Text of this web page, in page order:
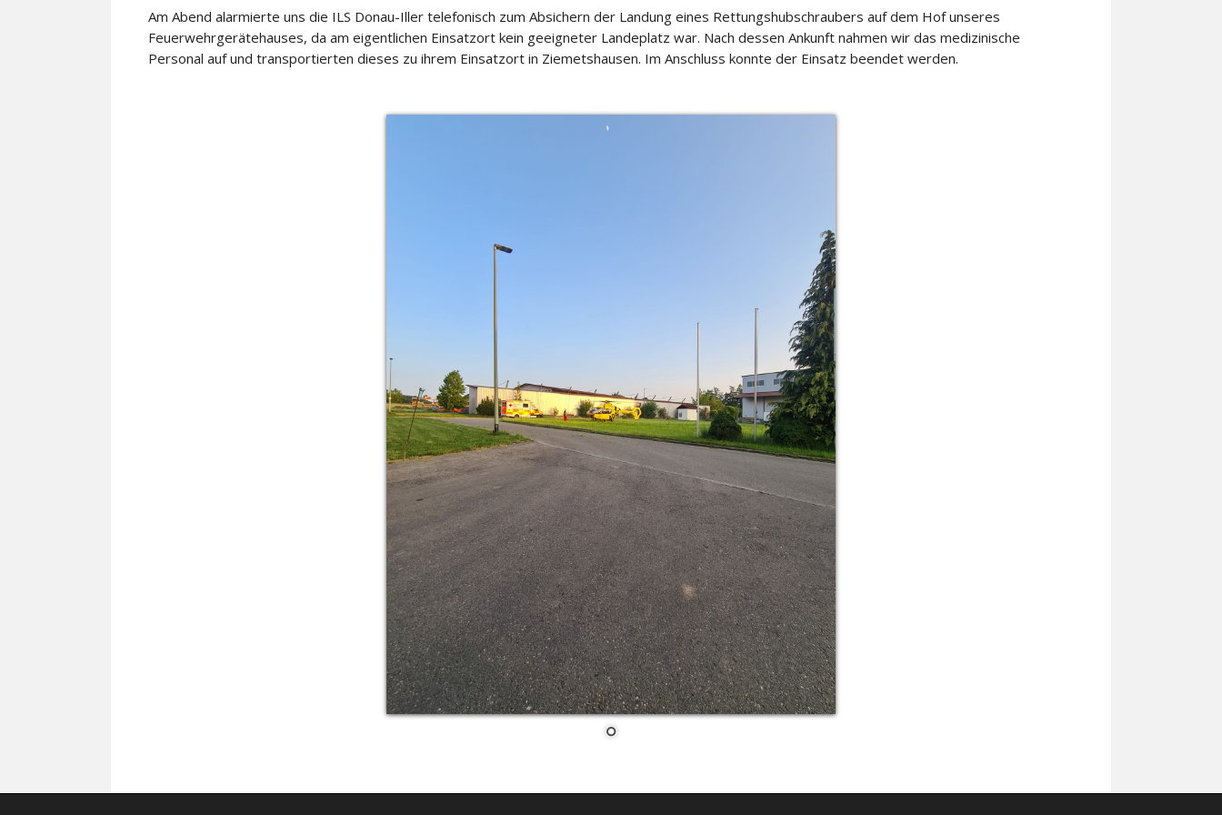
Am Abend alarmierte uns die ILS Donau-Iller telefonisch zum Absichern der Landung eines Rettungshubschraubers auf dem Hof unseres
Feuerwehrgerätehauses, da am eigentlichen Einsatzort kein geeigneter Landeplatz war. Nach dessen Ankunft nahmen wir das medizinische
Personal auf und transportierten dieses zu ihrem Einsatzort in Ziemetshausen. Im Anschluss konnte der Einsatz beendet werden.